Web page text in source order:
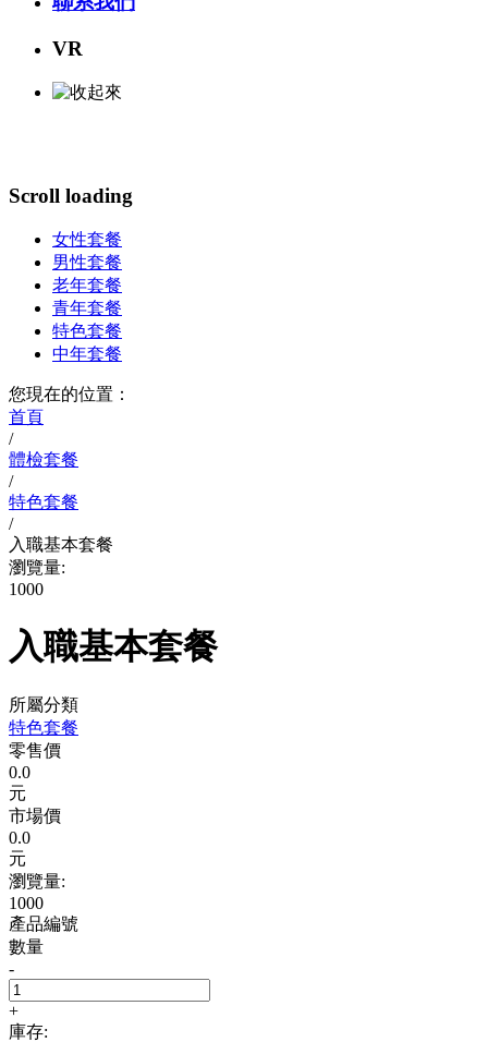
VR
Scroll loading
女性套餐
男性套餐
老年套餐
青年套餐
特色套餐
中年套餐
您現在的位置：
首頁
/
體檢套餐
/
特色套餐
/
入職基本套餐
瀏覽量:
1000
入職基本套餐
所屬分類
特色套餐
零售價
0.0
元
市場價
0.0
元
瀏覽量:
1000
產品編號
數量
-
+
庫存: